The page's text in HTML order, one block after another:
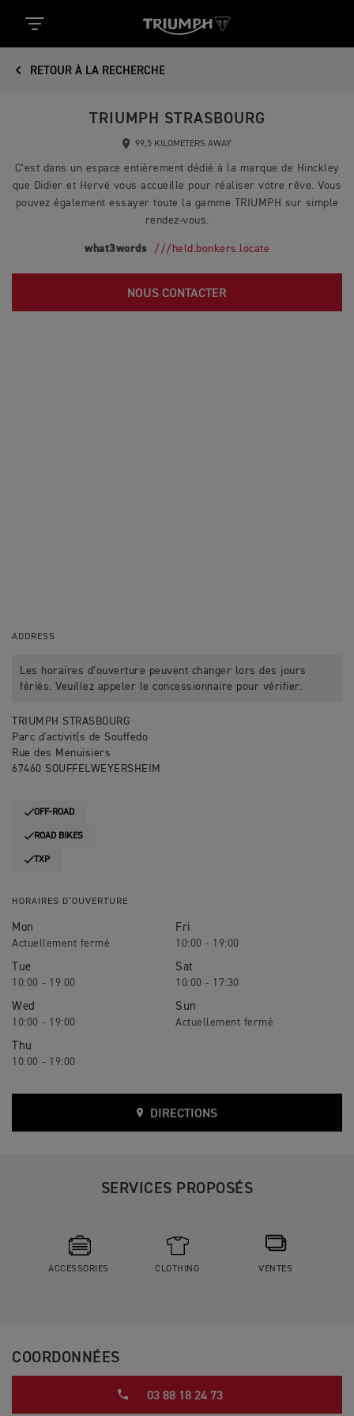
RETOUR À LA RECHERCHE
TRIUMPH STRASBOURG
99,5 KILOMETERS AWAY
C’est dans un espace entièrement dédié à la marque de Hinckley
que Didier et Hervé vous accueille pour réaliser votre rêve. Vous
pouvez également essayer toute la gamme TRIUMPH sur simple
rendez-vous.
what3words ///held.bonkers.locate
NOUS CONTACTER
ADDRESS
Les horaires d’ouverture peuvent changer lors des jours
fériés. Veuillez appeler le concessionnaire pour vérifier.
TRIUMPH STRASBOURG
Parc d'activit{s de Souffedo
Rue des Menuisiers
67460 SOUFFELWEYERSHEIM
OFF-ROAD
ROAD BIKES
TXP
HORAIRES D’OUVERTURE
Mon
Tue
10:00 - 19:00
Wed
10:00 - 19:00
Thu
10:00 - 19:00
Fri
10:00 - 19:00
Sat
10:00 - 17:30
Sun
DIRECTIONS
SERVICES PROPOSÉS
ACCESSORIES CLOTHING VENTES
COORDONNÉES
03 88 18 24 73